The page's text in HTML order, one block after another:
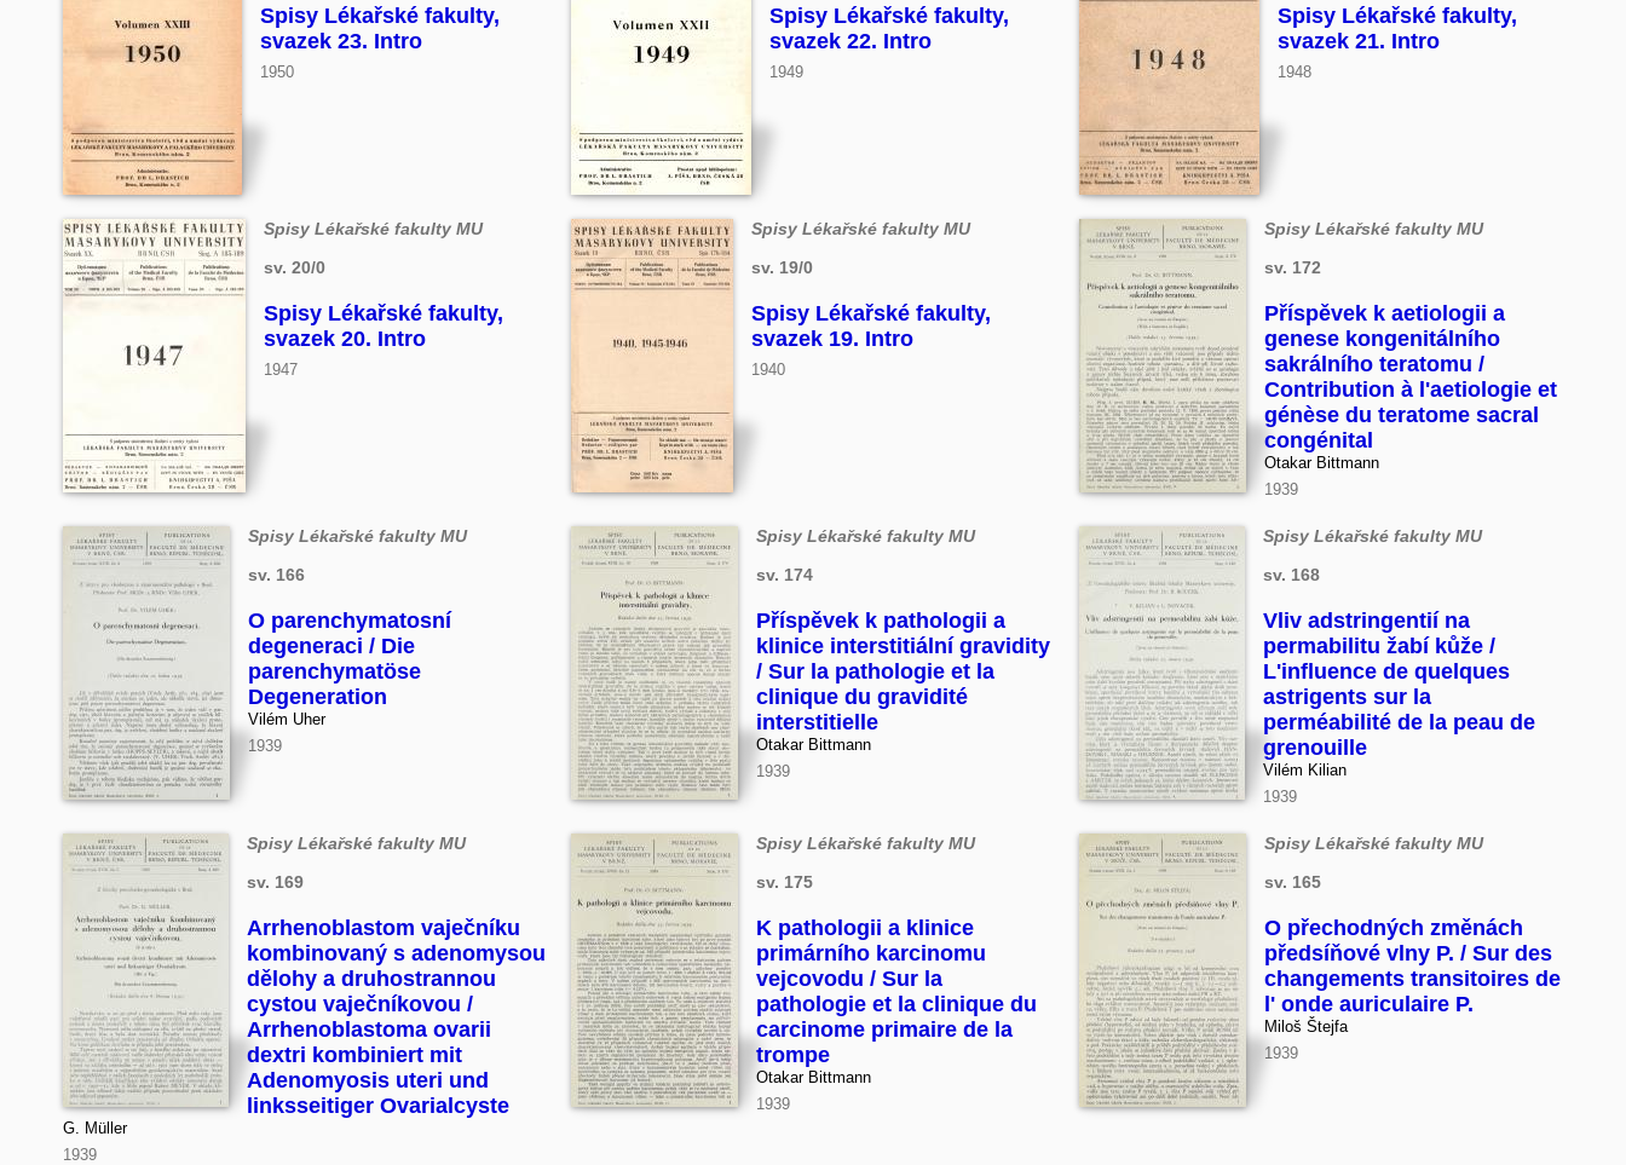
Spisy Lékařské fakulty,
svazek 23. Intro
1950
Spisy Lékařské fakulty,
svazek 22. Intro
1949
Spisy Lékařské fakulty,
svazek 21. Intro
1948
Spisy Lékařské fakulty MU
sv. 20/0
Spisy Lékařské fakulty,
svazek 20. Intro
1947
Spisy Lékařské fakulty MU
sv. 19/0
Spisy Lékařské fakulty,
svazek 19. Intro
1940
Spisy Lékařské fakulty MU
sv. 172
Příspěvek k aetiologii a
genese kongenitálního
sakrálního teratomu /
Contribution à l'aetiologie et
génèse du teratome sacral
congénital
Otakar Bittmann
1939
Spisy Lékařské fakulty MU
sv. 166
O parenchymatosní
degeneraci / Die
parenchymatöse
Degeneration
Vilém Uher
1939
Spisy Lékařské fakulty MU
sv. 174
Příspěvek k pathologii a
klinice interstitiální gravidity
/ Sur la pathologie et la
clinique du gravidité
interstitielle
Otakar Bittmann
1939
Spisy Lékařské fakulty MU
sv. 168
Vliv adstringentií na
permabilitu žabí kůže /
L'influence de quelques
astrigents sur la
perméabilité de la peau de
grenouille
Vilém Kilian
1939
Spisy Lékařské fakulty MU
sv. 169
Arrhenoblastom vaječníku
kombinovaný s adenomysou
dělohy a druhostrannou
cystou vaječníkovou /
Arrhenoblastoma ovarii
dextri kombiniert mit
Adenomyosis uteri und
linksseitiger Ovarialcyste
G. Müller
1939
Spisy Lékařské fakulty MU
sv. 175
K pathologii a klinice
primárního karcinomu
vejcovodu / Sur la
pathologie et la clinique du
carcinome primaire de la
trompe
Otakar Bittmann
1939
Spisy Lékařské fakulty MU
sv. 165
O přechodných změnách
předsíňové vlny P. / Sur des
changements transitoires de
l' onde auriculaire P.
Miloš Štejfa
1939